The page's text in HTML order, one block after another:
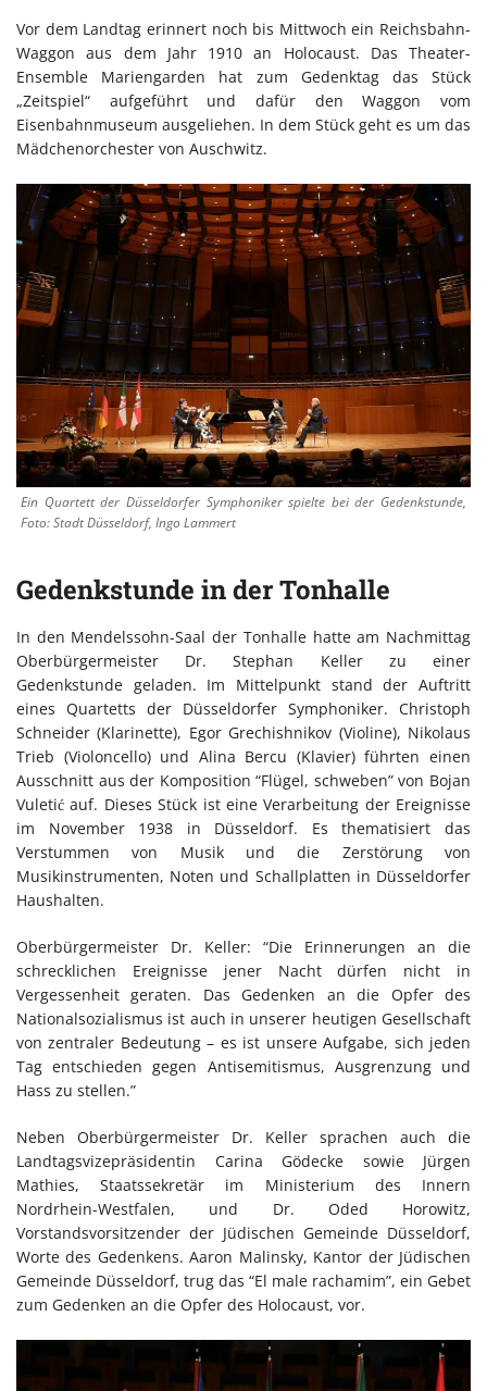
Vor dem Landtag erinnert noch bis Mittwoch ein Reichsbahn-
Waggon aus dem Jahr 1910 an Holocaust. Das Theater-
Ensemble Mariengarden hat zum Gedenktag das Stück
„Zeitspiel“ aufgeführt und dafür den Waggon vom
Eisenbahnmuseum ausgeliehen. In dem Stück geht es um das
Mädchenorchester von Auschwitz.
Ein Quartett der Düsseldorfer Symphoniker spielte bei der Gedenkstunde,
Foto: Stadt Düsseldorf, Ingo Lammert
Gedenkstunde in der Tonhalle
In den Mendelssohn-Saal der Tonhalle hatte am Nachmittag
Oberbürgermeister Dr. Stephan Keller zu einer
Gedenkstunde geladen. Im Mittelpunkt stand der Auftritt
eines Quartetts der Düsseldorfer Symphoniker. Christoph
Schneider (Klarinette), Egor Grechishnikov (Violine), Nikolaus
Trieb (Violoncello) und Alina Bercu (Klavier) führten einen
Ausschnitt aus der Komposition “Flügel, schweben” von Bojan
Vuletić auf. Dieses Stück ist eine Verarbeitung der Ereignisse
im November 1938 in Düsseldorf. Es thematisiert das
Verstummen von Musik und die Zerstörung von
Musikinstrumenten, Noten und Schallplatten in Düsseldorfer
Haushalten.
Oberbürgermeister Dr. Keller: “Die Erinnerungen an die
schrecklichen Ereignisse jener Nacht dürfen nicht in
Vergessenheit geraten. Das Gedenken an die Opfer des
Nationalsozialismus ist auch in unserer heutigen Gesellschaft
von zentraler Bedeutung – es ist unsere Aufgabe, sich jeden
Tag entschieden gegen Antisemitismus, Ausgrenzung und
Hass zu stellen.”
Neben Oberbürgermeister Dr. Keller sprachen auch die
Landtagsvizepräsidentin Carina Gödecke sowie Jürgen
Mathies, Staatssekretär im Ministerium des Innern
Nordrhein-​Westfalen, und Dr. Oded Horowitz,
Vorstandsvorsitzender der Jüdischen Gemeinde Düsseldorf,
Worte des Gedenkens. Aaron Malinsky, Kantor der Jüdischen
Gemeinde Düsseldorf, trug das “El male rachamim”, ein Gebet
zum Gedenken an die Opfer des Holocaust, vor.